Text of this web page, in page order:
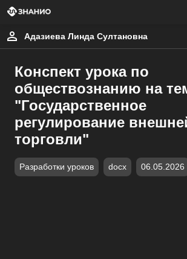
Адазиева Линда Султановна
Конспект урока по
обществознанию на
"Государственное
регулирование
торговли"
Разработки уроков docx 06.05.2026